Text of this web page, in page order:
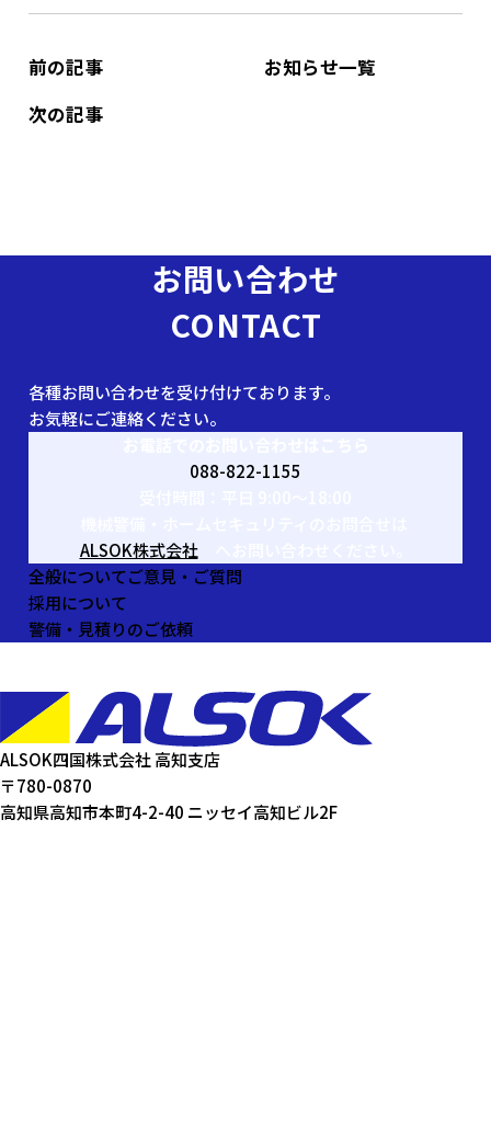
前の記事
お知らせ一覧
次の記事
お問い合わせ
CONTACT
各種お問い合わせを受け付けております。
お気軽にご連絡ください。
088-822-1155
ALSOK株式会社
全般についてご意見・ご質問
採用について
警備・見積りのご依頼
ALSOK四国株式会社 高知支店
〒780-0870
高知県高知市本町4-2-40 ニッセイ高知ビル2F